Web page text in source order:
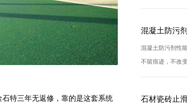
特三年无返修，靠的是这套系统
混凝土防污
混凝土防污剂性
不留痕迹，不改
石材瓷砖止